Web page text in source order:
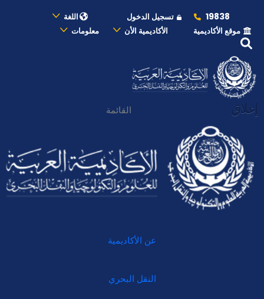
19838 تسجيل الدخول
اللغة
موقع الأكاديمية
الأكاديمية الأن معلومات
إغلاق القائمة
عن الأكاديمية
النقل البحري